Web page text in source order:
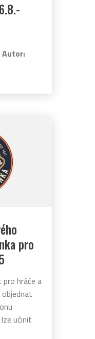
Autor:
pro
hráče a
objednat
učinit